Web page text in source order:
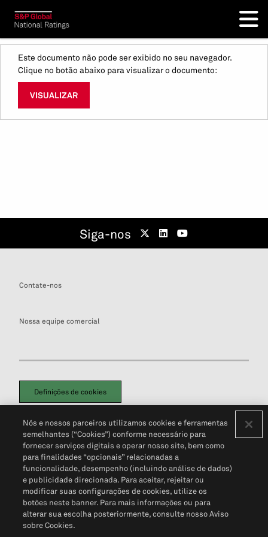
Este documento não pode ser exibido no seu navegador.
Clique no botão abaixo para visualizar o documento:
VISUALIZAR
Siga-nos
Contate-nos
Nossa equipe comercial
Definições de cookies
Política de PrivacidadePortal de privacidade do cliente (em inglês)
Não Venda Minhas Informações Pessoais© 2026 S&P Global
Nós e nossos parceiros utilizamos cookies e ferramentas
semelhantes (“Cookies”) conforme necessário para
fornecer serviços digitais e operar nosso site, bem como
para finalidades “opcionais” relacionadas a
funcionalidade, desempenho (incluindo análise de dados)
e publicidade direcionada. Para aceitar, rejeitar ou
modificar suas configurações de cookies, utilize os
botões neste banner. Para mais informações ou para
alterar sua escolha posteriormente, consulte nosso Aviso
sobre Cookies.